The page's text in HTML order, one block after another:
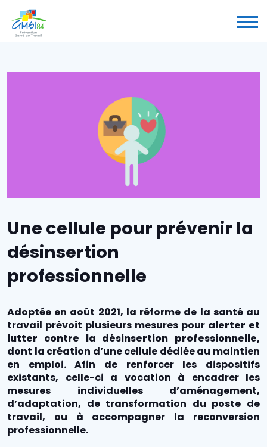
Une cellule pour prévenir la
désinsertion
professionnelle
Adoptée en août 2021, la réforme de la santé au
travail prévoit plusieurs mesures pour alerter et
lutter contre la désinsertion professionnelle,
dont la création d’une cellule dédiée au maintien
en emploi. Afin de renforcer les dispositifs
existants, celle-ci a vocation à encadrer les
mesures individuelles d’aménagement,
d’adaptation, de transformation du poste de
travail, ou à accompagner la reconversion
professionnelle.